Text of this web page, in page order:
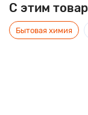
C этим
Бытовая химия